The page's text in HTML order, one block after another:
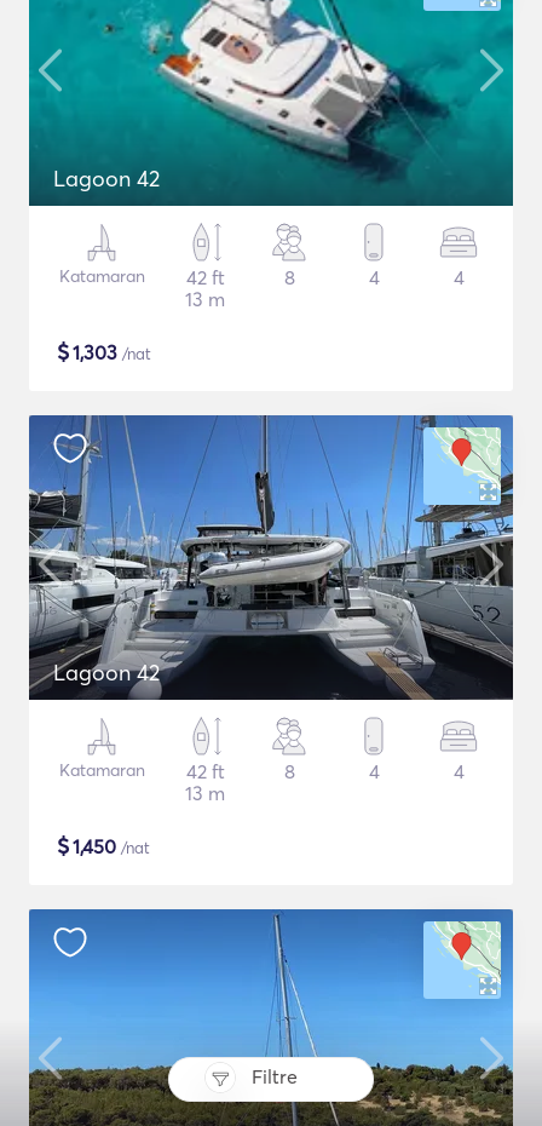
Filtre
Lagoon 42
Katamaran
42 ft
13 m
8 4 4
$1,303 /nat
Lagoon 42
Katamaran
42 ft
13 m
8 4 4
$1,450 /nat